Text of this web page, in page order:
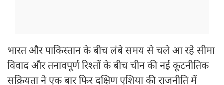
भारत और पाकिस्तान के बीच लंबे समय से चले आ रहे सीमा
विवाद और तनावपूर्ण रिश्तों के बीच चीन की नई कूटनीतिक
सक्रियता ने एक बार फिर दक्षिण एशिया की राजनीति में